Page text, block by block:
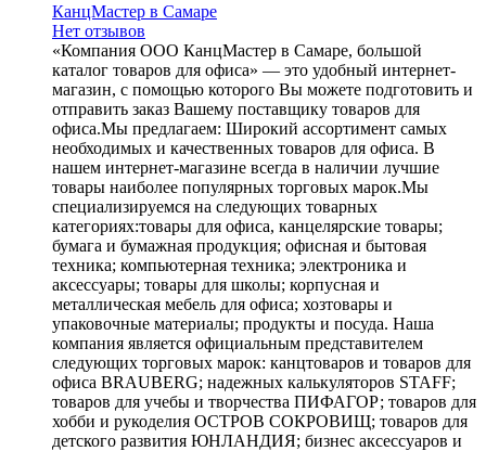
КанцМастер в Самаре
Нет отзывов
«Компания ООО КанцМастер в Самаре, большой
каталог товаров для офиса» — это удобный интернет-
магазин, с помощью которого Вы можете подготовить и
отправить заказ Вашему поставщику товаров для
офиса.Мы предлагаем: Широкий ассортимент самых
необходимых и качественных товаров для офиса. В
нашем интернет-магазине всегда в наличии лучшие
товары наиболее популярных торговых марок.Мы
специализируемся на следующих товарных
категориях:товары для офиса, канцелярские товары;
бумага и бумажная продукция; офисная и бытовая
техника; компьютерная техника; электроника и
аксессуары; товары для школы; корпусная и
металлическая мебель для офиса; хозтовары и
упаковочные материалы; продукты и посуда. Наша
компания является официальным представителем
следующих торговых марок: канцтоваров и товаров для
офиса BRAUBERG; надежных калькуляторов STAFF;
товаров для учебы и творчества ПИФАГОР; товаров для
хобби и рукоделия ОСТРОВ СОКРОВИЩ; товаров для
детского развития ЮНЛАНДИЯ; бизнес аксессуаров и